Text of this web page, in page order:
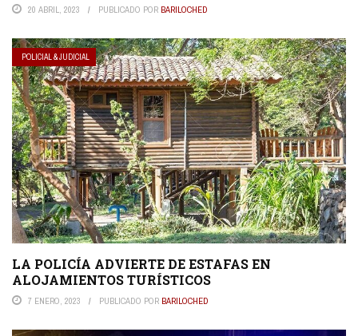
20 ABRIL, 2023 PUBLICADO POR BARILOCHED
POLICIAL & JUDICIAL
LA POLICÍA ADVIERTE DE ESTAFAS EN
ALOJAMIENTOS TURÍSTICOS
7 ENERO, 2023 PUBLICADO POR BARILOCHED